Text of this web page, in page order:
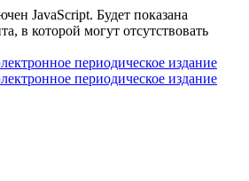
JavaScript. Будет показана
в которой могут отсутствовать